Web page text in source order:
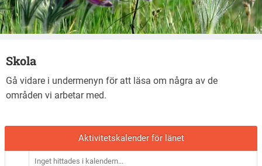
Arkiv
Skogsprojektet
Skola
Gå vidare i undermenyn för att läsa om några av de
områden vi arbetar med.
Aktivitetskalender för länet
Inget hittades i kalendern...